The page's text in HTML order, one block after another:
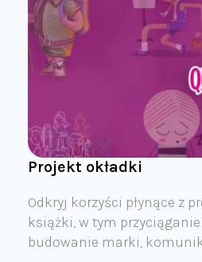
Projekt okładki
Odkryj korzyści płynące z
książki, w tym
budowanie marki,